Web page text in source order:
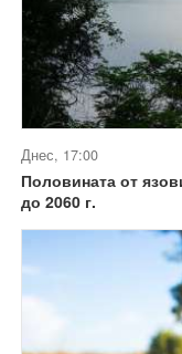
Днес, 17:00
Половината от
до 2060 г.